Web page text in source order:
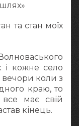
та стан моїх
і кожне село
вечори коли з
краю, то
має свій
кінець.